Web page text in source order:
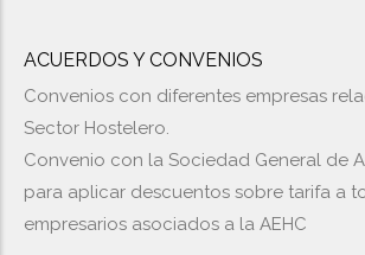
ACUERDOS Y CONVENIOS
Convenios con diferentes empresas
Sector Hostelero.
Convenio con la Sociedad General de
para aplicar descuentos sobre tarifa a
empresarios asociados a la AEHC